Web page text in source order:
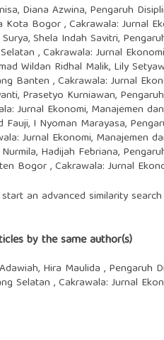
Diana Azwina, Pengaruh
Kota Bogor,Cakrawala: Jurnal
Shela Indah Savitri,
,Cakrawala: Jurnal
Wildan Ridhal Malik, Lily
Banten ,Cakrawala: Jurnal
Prasetyo Kurniawan,
Jurnal Ekonomi, Manajemen
Fauji, I Nyoman Marayasa,
Jurnal Ekonomi, Manajemen
Hadijah Febriana,
Bogor,Cakrawala: Jurnal
start an advanced similarity search
by the same author(s)
Hira Maulida , Pengaruh
Selatan ,Cakrawala: Jurnal